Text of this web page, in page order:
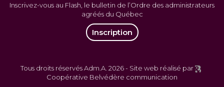
Inscrivez-vous au Flash, le bulletin de l’Ordre des administrateurs
agréés du Québec
Inscription
Tous droits réservés Adm.A. 2026 - Site web réalisé par
Coopérative Belvédère communication